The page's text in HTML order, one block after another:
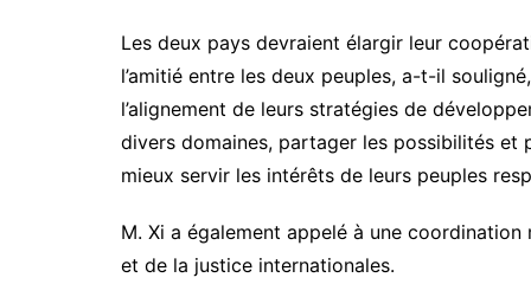
Les deux pays devraient élargir leur
l’amitié entre les deux peuples, a-t-il
l’alignement de leurs stratégies de
divers domaines, partager les possibilités et
mieux servir les intérêts de leurs peuples
M. Xi a également appelé à une
et de la justice internationales.